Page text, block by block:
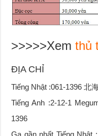
>>>>>Xemthủ
ĐỊA CHỈ
Tiếng Nhật :061-1396 北
Tiếng Anh :2-12-1
1396
Ga gần nhất Tiếng Nhật